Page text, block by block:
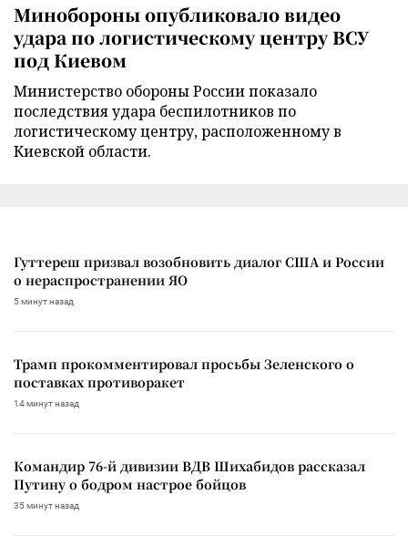
Минобороны опубликовало видео
удара по логистическому центру ВСУ
под Киевом
Министерство обороны России показало
последствия удара беспилотников по
логистическому центру, расположенному в
Киевской области.
Гуттереш призвал возобновить диалог США и России
о нераспространении ЯО
5 минут назад
Трамп прокомментировал просьбы Зеленского о
поставках противоракет
14 минут назад
Командир 76-й дивизии ВДВ Шихабидов рассказал
Путину о бодром настрое бойцов
35 минут назад